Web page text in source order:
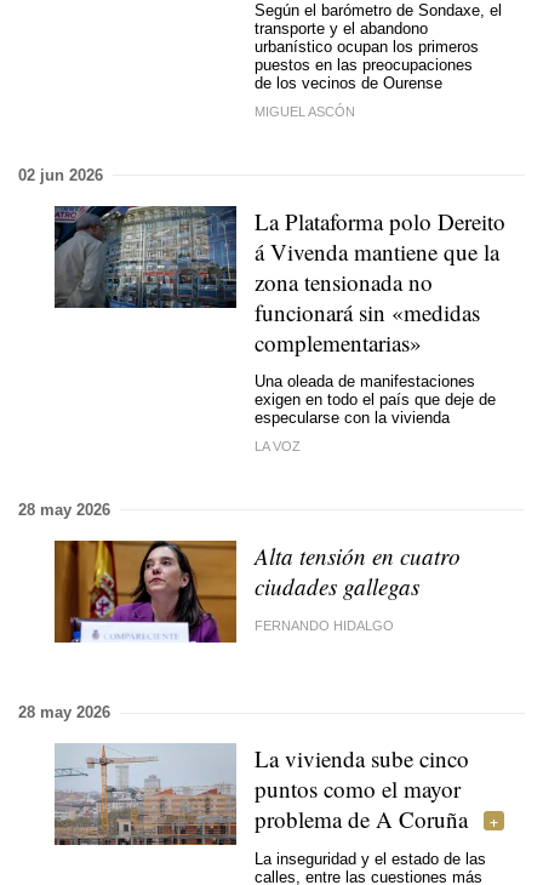
Según el barómetro de Sondaxe, el
transporte y el abandono
urbanístico ocupan los primeros
puestos en las preocupaciones
de los vecinos de Ourense
MIGUEL ASCÓN
02 jun 2026
La Plataforma polo Dereito
á Vivenda mantiene que la
zona tensionada no
funcionará sin «medidas
complementarias»
Una oleada de manifestaciones
exigen en todo el país que deje de
especularse con la vivienda
LA VOZ
28 may 2026
Alta tensión en cuatro
ciudades gallegas
FERNANDO HIDALGO
28 may 2026
La vivienda sube cinco
puntos como el mayor
problema de A Coruña
La inseguridad y el estado de las
calles, entre las cuestiones más